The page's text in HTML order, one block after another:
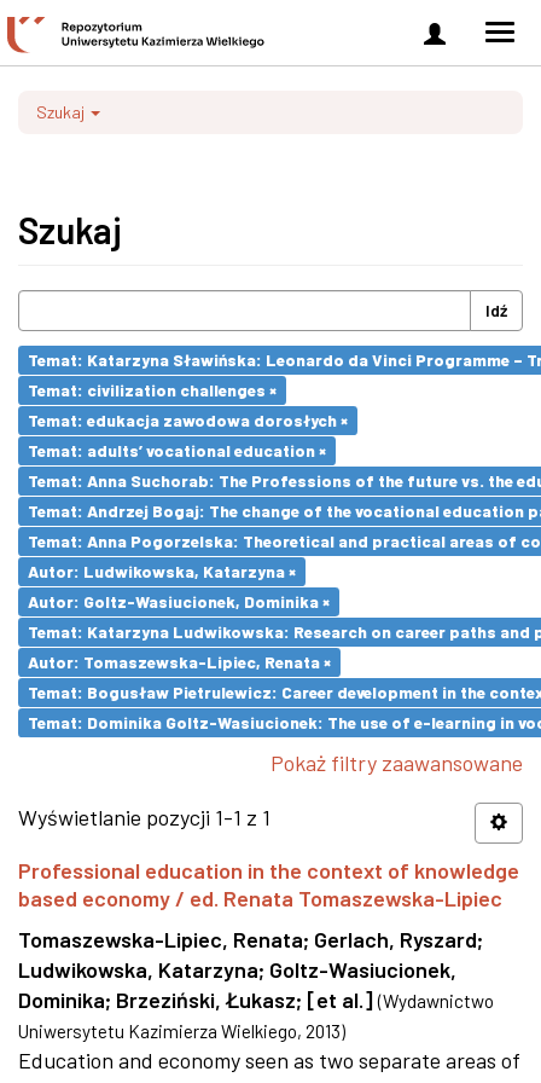
Zaloguj
się
Szukaj
Szukaj
Idź
Temat: Katarzyna Sławińska: Leonardo da Vinci Programme
Temat: civilization challenges ×
Temat: edukacja zawodowa dorosłych ×
Temat: adults’ vocational education ×
Temat: Anna Suchorab: The Professions of the future vs. the
Temat: Andrzej Bogaj: The change of the vocational education
Temat: Anna Pogorzelska: Theoretical and practical areas of
Autor: Ludwikowska, Katarzyna ×
Autor: Goltz-Wasiucionek, Dominika ×
Temat: Katarzyna Ludwikowska: Research on career paths
Autor: Tomaszewska-Lipiec, Renata ×
Temat: Bogusław Pietrulewicz: Career development in the
Temat: Dominika Goltz-Wasiucionek: The use of e-learning in
Pokaż filtry zaawansowane
Wyświetlanie pozycji 1-1 z 1
Professional education in the context of knowledge
based economy / ed. Renata Tomaszewska-Lipiec
Tomaszewska-Lipiec, Renata; Gerlach, Ryszard;
Ludwikowska, Katarzyna; Goltz-Wasiucionek,
Dominika; Brzeziński, Łukasz; [et al.] (Wydawnictwo
Uniwersytetu Kazimierza Wielkiego, 2013)
Education and economy seen as two separate areas of